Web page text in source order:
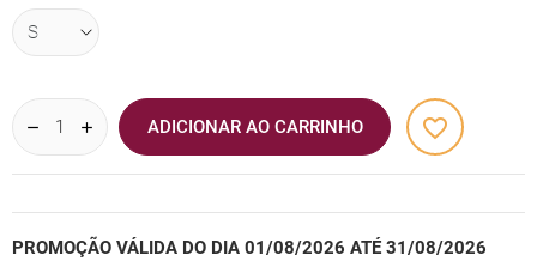
ADICIONAR AO CARRINHO favorite_border
PROMOÇÃO VÁLIDA DO DIA 01/08/2026 ATÉ 31/08/2026